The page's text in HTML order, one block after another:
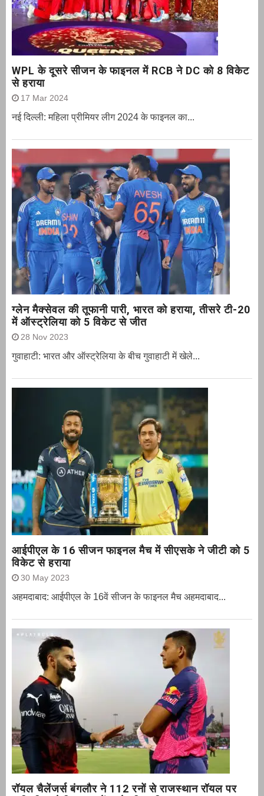
WPL के दूसरे सीजन के फाइनल में RCB ने DC को 8 विकेट
से हराया
17 Mar 2024
नई दिल्ली: महिला प्रीमियर लीग 2024 के फाइनल का...
ग्‍लेन मैक्‍सेवल की तूफानी पारी, भारत को हराया, तीसरे टी-20
में ऑस्ट्रेलिया को 5 विकेट से जीत
28 Nov 2023
गुवाहाटी: भारत और ऑस्‍ट्रेलिया के बीच गुवाहाटी में खेले...
आईपीएल के 16 सीजन फाइनल मैच में सीएसके ने जीटी को 5
विकेट से हराया
30 May 2023
अहमदाबाद: आईपीएल के 16वें सीजन के फाइनल मैच अहमदाबाद...
रॉयल चैलेंजर्स बंगलौर ने 112 रनों से राजस्थान रॉयल पर